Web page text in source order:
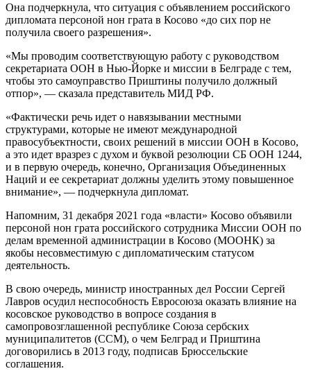
Она подчеркнула, что ситуация с объявлением российского
дипломата персоной нон грата в Косово «до сих пор не
получила своего разрешения».
«Мы проводим соответствующую работу с руководством
секретариата ООН в Нью-Йорке и миссии в Белграде с тем,
чтобы это самоуправство Приштины получило должный
отпор», — сказала представитель МИД РФ.
«Фактически речь идет о навязывании местными
структурами, которые не имеют международной
правосубъектности, своих решений в миссии ООН в Косово,
а это идет вразрез с духом и буквой резолюции СБ ООН 1244,
и в первую очередь, конечно, Организация Объединенных
Наций и ее секретариат должны уделить этому повышенное
внимание», — подчеркнула дипломат.
Напомним, 31 декабря 2021 года «власти» Косово объявили
персоной нон грата российского сотрудника Миссии ООН по
делам временной администрации в Косово (МООНК) за
якобы несовместимую с дипломатическим статусом
деятельность.
В свою очередь, министр иностранных дел России Сергей
Лавров осудил неспособность Евросоюза оказать влияние на
косовское руководство в вопросе создания в
самопровозглашенной республике Союза сербских
муниципалитетов (ССМ), о чем Белград и Приштина
договорились в 2013 году, подписав Брюссельские
соглашения.